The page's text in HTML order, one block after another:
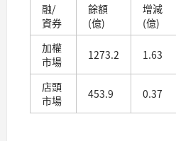
融/
資券
餘額
(億)
增減
(億)
加權
市場
1273.2 1.63
店頭
市場
453.9 0.37